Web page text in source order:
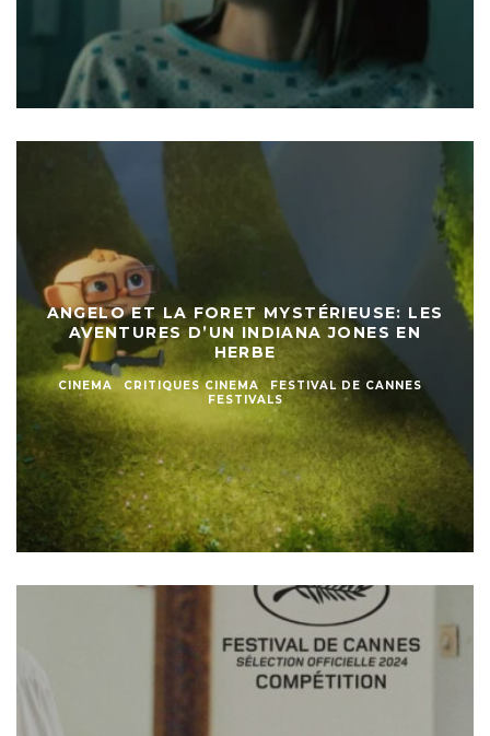
ANGELO ET LA FORET MYSTÉRIEUSE: LES
AVENTURES D’UN INDIANA JONES EN
HERBE
CINEMA CRITIQUES CINEMA
FESTIVAL DE CANNES
FESTIVALS